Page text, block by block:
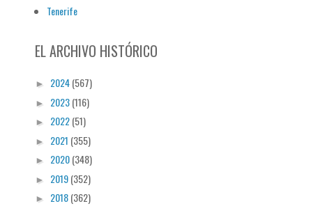
Tenerife
EL ARCHIVO HISTÓRICO
► 2024(567)
► 2023(116)
► 2022(51)
► 2021 (355)
► 2020(348)
► 2019(352)
► 2018(362)